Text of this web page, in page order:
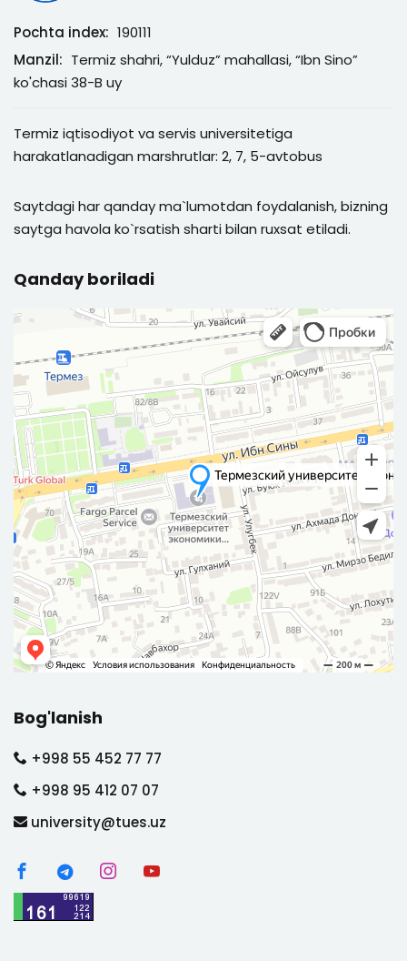
Pochta index: 190111
Manzil: Termiz shahri, “Yulduz” mahallasi, “Ibn Sino”
ko'chasi 38-B uy
Termiz iqtisodiyot va servis universitetiga
harakatlanadigan marshrutlar: 2, 7, 5-avtobus
Saytdagi har qanday ma`lumotdan foydalanish, bizning
saytga havola ko`rsatish sharti bilan ruxsat etiladi.
Qanday boriladi
Bog'lanish
+998 55 452 77 77
+998 95 412 07 07
university@tues.uz